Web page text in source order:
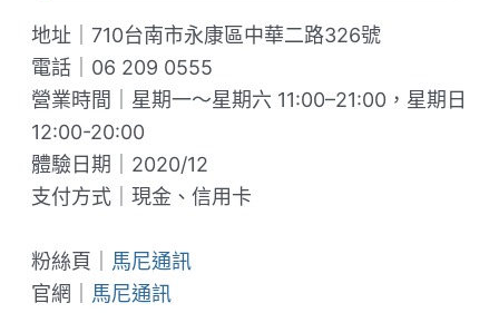
地址｜710台南市永康區中華二路326號
電話｜06 209 0555
營業時間｜星期一～星期六 11:00–21:00，星期日
12:00-20:00
體驗日期｜2020/12
支付方式｜現金、信用卡
粉絲頁｜ 馬尼通訊
官網｜ 馬尼通訊